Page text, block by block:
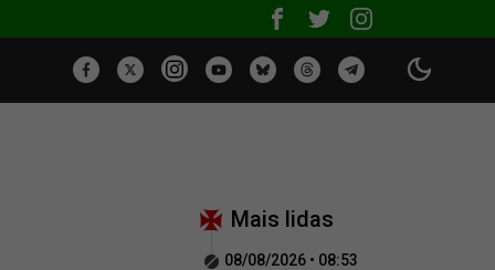
Mais lidas
08/08/2026 • 08:53